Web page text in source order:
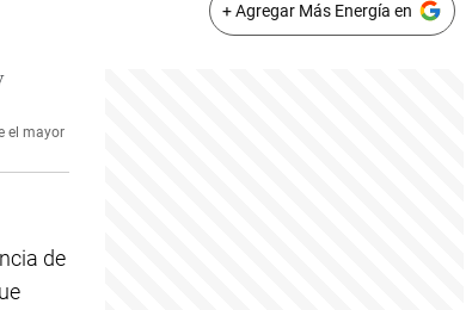
+ Agregar Más Energía en
el mayor
de